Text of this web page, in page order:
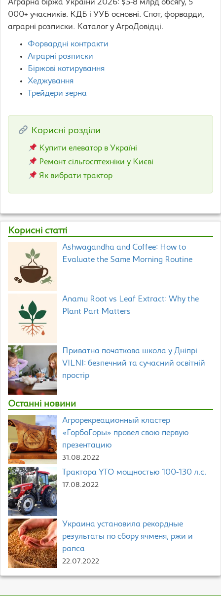
Аграрна біржа України 2026: $5-8 млрд обсягу, 5
000+ учасників. КДБ і УУБ основні. Спот, форварди,
аграрні розписки. Каталог у АгроДовідці.
Форвардні контракти
Аграрні розписки
Біржові котирування
Хеджування
Трейдери зерна
Корисні розділи
Купити елеватор в Україні
Ремонт сільгосптехніки у Києві
Як вибрати трактор
Корисні статті
Ashwagandha and Coffee: How to
Evaluate the Same Morning Routine
Anamu Root vs Leaf Extract: Why the
Plant Part Matters
Приватна початкова школа у Дніпрі
VILNI: безпечний та сучасний освітній
простір
Останні новини
Агрорекреационный кластер
«ГорбоГоры» провел свою первую
презентацию
31.08.2022
Трактора YTO мощностью 100-130 л.с.
17.08.2022
Украина установила рекордные
результаты по сбору ячменя, ржи и
рапса
22.07.2022